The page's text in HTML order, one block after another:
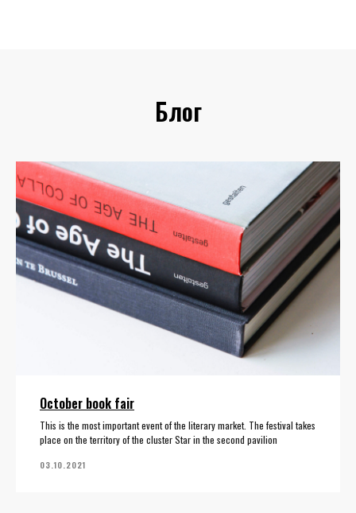
Блог
October book fair
This is the most important event of the literary market. The festival takes
place on the territory of the cluster Star in the second pavilion
03.10.2021